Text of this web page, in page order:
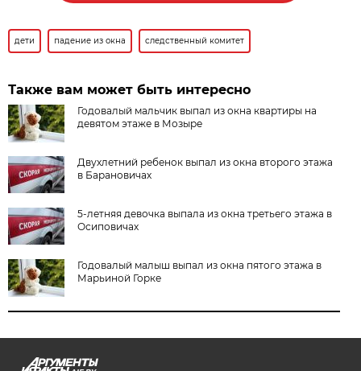
дети падение из окна следственный комитет
Также вам может быть интересно
Годовалый мальчик выпал из окна квартиры на
девятом этаже в Мозыре
Двухлетний ребенок выпал из окна второго этажа
в Барановичах
5-летняя девочка выпала из окна третьего этажа в
Осиповичах
Годовалый малыш выпал из окна пятого этажа в
Марьиной Горке